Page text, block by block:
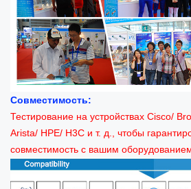
Совместимость:
Тестирование на устройствах Cisco/
Arista/ HPE/ H3C и т. д., чтобы
совместимость с вашим